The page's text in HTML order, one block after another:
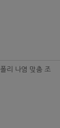
리 나염 맞춤 조